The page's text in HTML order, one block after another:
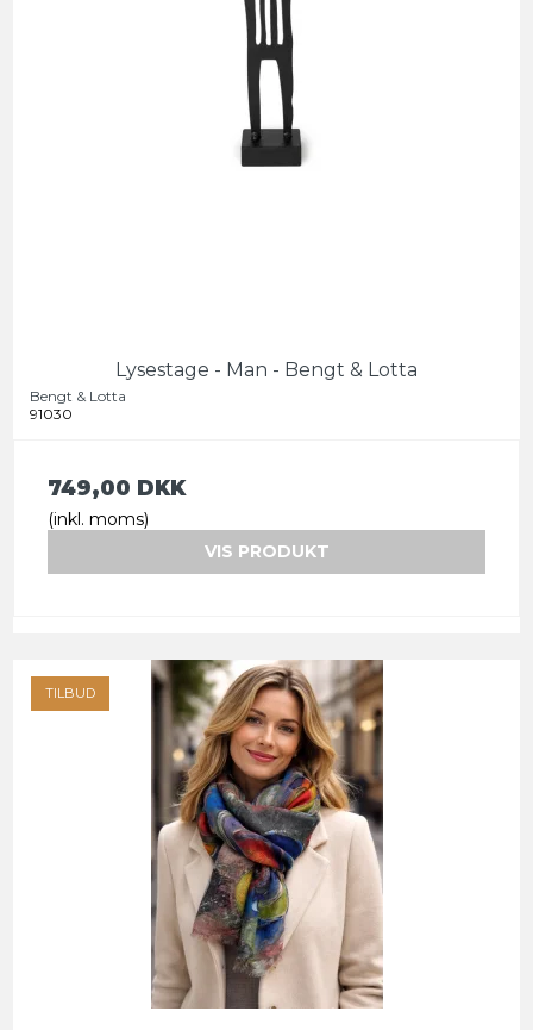
Lysestage - Man - Bengt & Lotta
Bengt & Lotta
91030
749,00 DKK
(inkl. moms)
VIS PRODUKT
TILBUD